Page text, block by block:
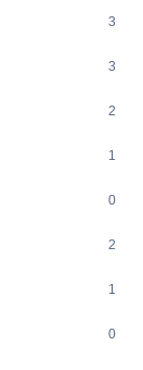
3
3
2
1
0
2
1
0